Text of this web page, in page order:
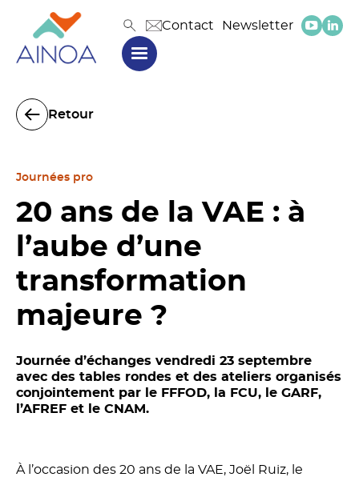
Contact Newsletter
Retour
Journées pro
20 ans de la VAE : à
l’aube d’une
transformation
majeure ?
Journée d’échanges vendredi 23 septembre
avec des tables rondes et des ateliers organisés
conjointement par le FFFOD, la FCU, le GARF,
l’AFREF et le CNAM.
À l’occasion des 20 ans de la VAE, Joël Ruiz, le